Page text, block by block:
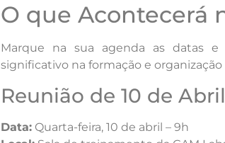
O que Acontecerá
Marque na sua agenda as datas
significativo na formação e organização
Reunião de 10 de Abril
Data: Quarta-feira, 10 de abril – 9h